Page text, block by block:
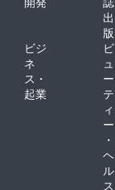
出
版
ビジ
ネ
ス・
起業
ビ
ュ
ー
テ
ィ
ー
・
ヘ
ル
ス